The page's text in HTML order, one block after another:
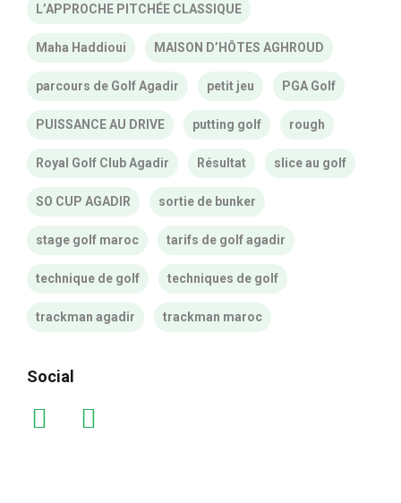
L’APPROCHE PITCHÉE CLASSIQUE
Maha Haddioui MAISON D’HÔTES AGHROUD
parcours de Golf Agadir petit jeu PGA Golf
PUISSANCE AU DRIVE putting golf rough
Royal Golf Club Agadir Résultat slice au golf
SO CUP AGADIR sortie de bunker
stage golf maroc tarifs de golf agadir
technique de golf techniques de golf
trackman agadir trackman maroc
Social